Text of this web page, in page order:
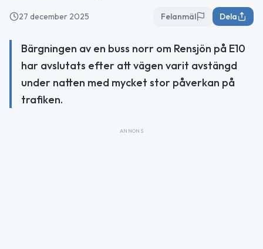
27 december 2025 Felanmäl Dela
Bärgningen av en buss norr om Rensjön på E10
har avslutats efter att vägen varit avstängd
under natten med mycket stor påverkan på
trafiken.
ANNONS